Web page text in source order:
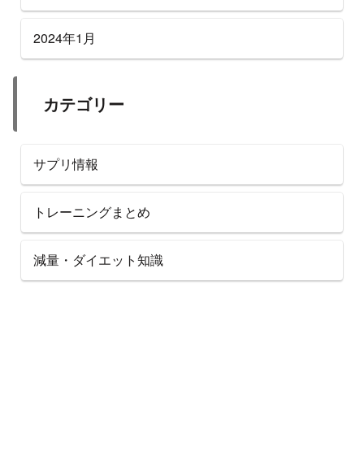
2024年1月
カテゴリー
サプリ情報
トレーニングまとめ
減量・ダイエット知識